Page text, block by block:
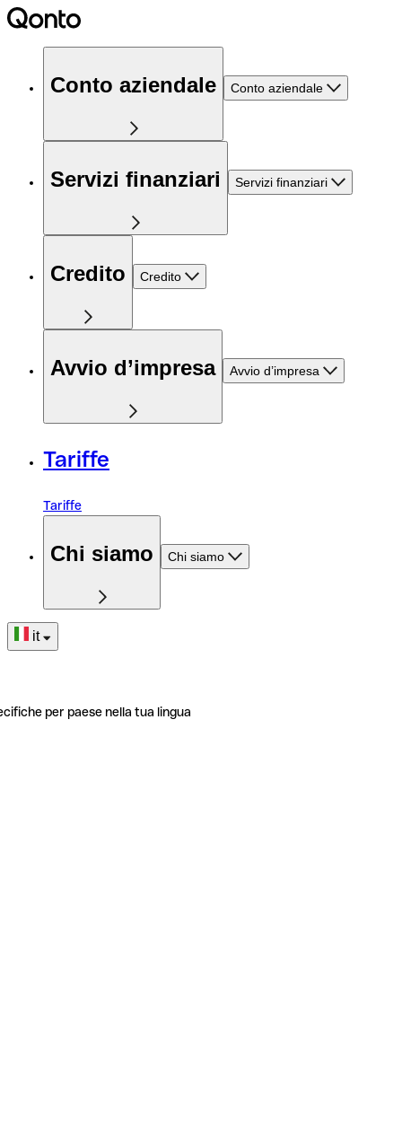
Conto aziendale Conto aziendale
Servizi finanziari Servizi finanziari
Credito Credito
Avvio d’impresa Avvio d’impresa
Tariffe
Tariffe
Chi siamo Chi siamo
it
per paese nella tua lingua